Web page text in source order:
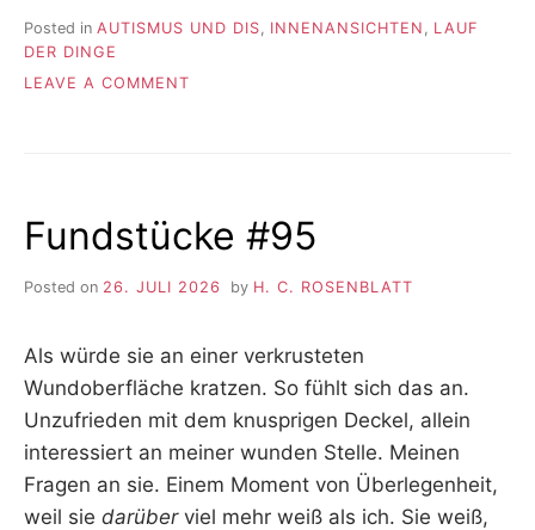
Posted in AUTISMUS UND DIS INNENANSICHTEN
LAUF
DER DINGE
LEAVE A COMMENT
Fundstücke #95
Posted on 26. JULI 2026 by H. C. ROSENBLATT
Als würde sie an einer verkrusteten
Wundoberfläche kratzen. So fühlt sich das an.
Unzufrieden mit dem knusprigen Deckel, allein
interessiert an meiner wunden Stelle. Meinen
Fragen an sie. Einem Moment von Überlegenheit,
weil sie darüberviel mehr weiß als ich. Sie weiß,